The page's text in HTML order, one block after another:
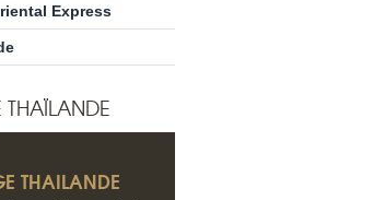
Express
THAÏLANDE
THAILANDE